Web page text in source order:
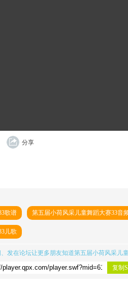
分享
歌谱 第五届小荷风采儿童舞蹈大赛33音
儿歌
发在论坛让更多朋友知道第五届小荷风采儿
复制